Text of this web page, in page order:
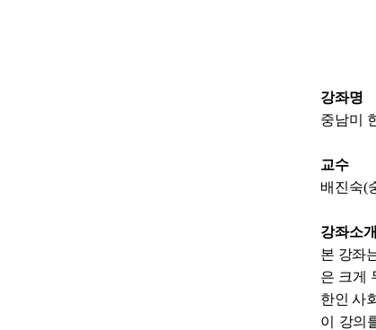
강좌명
중남미
교수
배진숙(
강좌소개
본 강좌
은 크게
한인 사
이 강의